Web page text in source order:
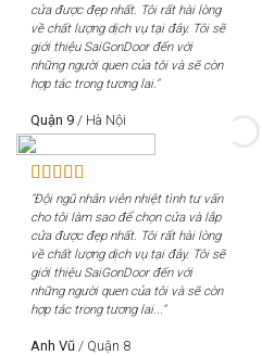
cửa được đẹp nhất. Tôi rất hài lòng
về chất lượng dịch vụ tại đây. Tôi sẽ
giới thiệu SaiGonDoor đến với
những người quen của tôi và sẽ còn
hợp tác trong tương lai."
Quận 9 / Hà Nội
"Đội ngũ nhân viên nhiệt tình tư vấn
cho tôi làm sao để chọn cửa và lắp
cửa được đẹp nhất. Tôi rất hài lòng
về chất lượng dịch vụ tại đây. Tôi sẽ
giới thiệu SaiGonDoor đến với
những người quen của tôi và sẽ còn
hợp tác trong tương lai..."
Anh Vũ / Quận 8